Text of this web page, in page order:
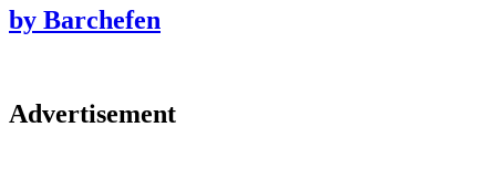
by Barchefen
Advertisement